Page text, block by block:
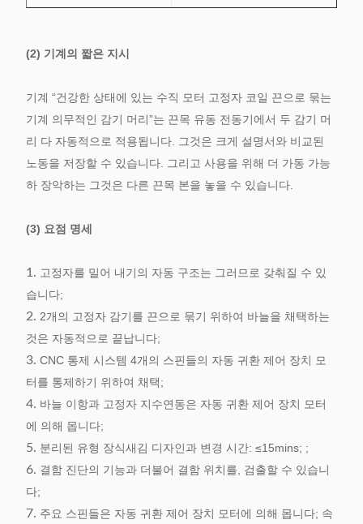
(2) 기계의 짧은 지시
기계 “건강한 상태에 있는 수직 모터 고정자 코일 끈으로 묶는
기계 의무적인 감기 머리”는 끈목 유동 전동기에서 두 감기 머
리 다 자동적으로 적용됩니다. 그것은 크게 설명서와 비교된
노동을 저장할 수 있습니다. 그리고 사용을 위해 더 가동 가능
하 장악하는 그것은 다른 끈목 본을 놓을 수 있습니다.
(3) 요점 명세
1. 고정자를 밀어 내기의 자동 구조는 그러므로 갖춰질 수 있
습니다;
2. 2개의 고정자 감기를 끈으로 묶기 위하여 바늘을 채택하는
것은 자동적으로 끝납니다;
3. CNC 통제 시스템 4개의 스핀들의 자동 귀환 제어 장치 모
터를 통제하기 위하여 채택;
4. 바늘 이항과 고정자 지수연동은 자동 귀환 제어 장치 모터
에 의해 몹니다;
5. 분리된 유형 장식새김 디자인과 변경 시간: ≤15mins; ;
6. 결함 진단의 기능과 더불어 결함 위치를, 검출할 수 있습니
다;
7. 주요 스핀들은 자동 귀환 제어 장치 모터에 의해 몹니다; 속